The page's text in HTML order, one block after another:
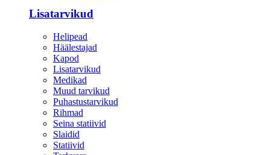
Lisatarvikud
Helipead
Häälestajad
Kapod
Lisatarvikud
Medikad
Muud tarvikud
Puhastustarvikud
Rihmad
Seina statiivid
Slaidid
Statiivid